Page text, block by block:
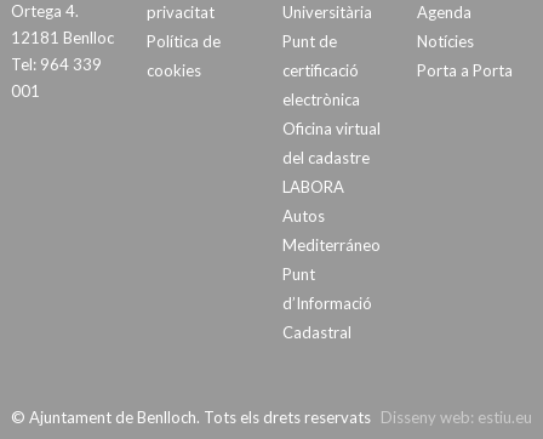
Ortega 4.
12181 Benlloc
Tel: 964 339
001
privacitat
Política de
cookies
Universitària
Punt de
certificació
electrònica
Oficina virtual
del cadastre
LABORA
Autos
Mediterráneo
Punt
d’Informació
Cadastral
Agenda
Notícies
Porta a Porta
Disseny web: estiu.eu
© Ajuntament de Benlloch. Tots els drets reservats